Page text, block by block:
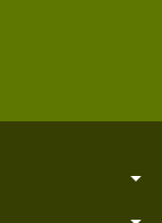
arrow_drop_down